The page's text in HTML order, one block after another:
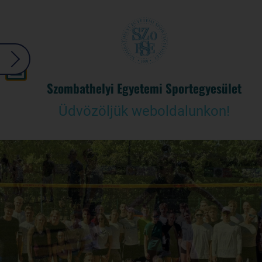
Szombathelyi Egyetemi Sportegyesület
Üdvözöljük weboldalunkon!